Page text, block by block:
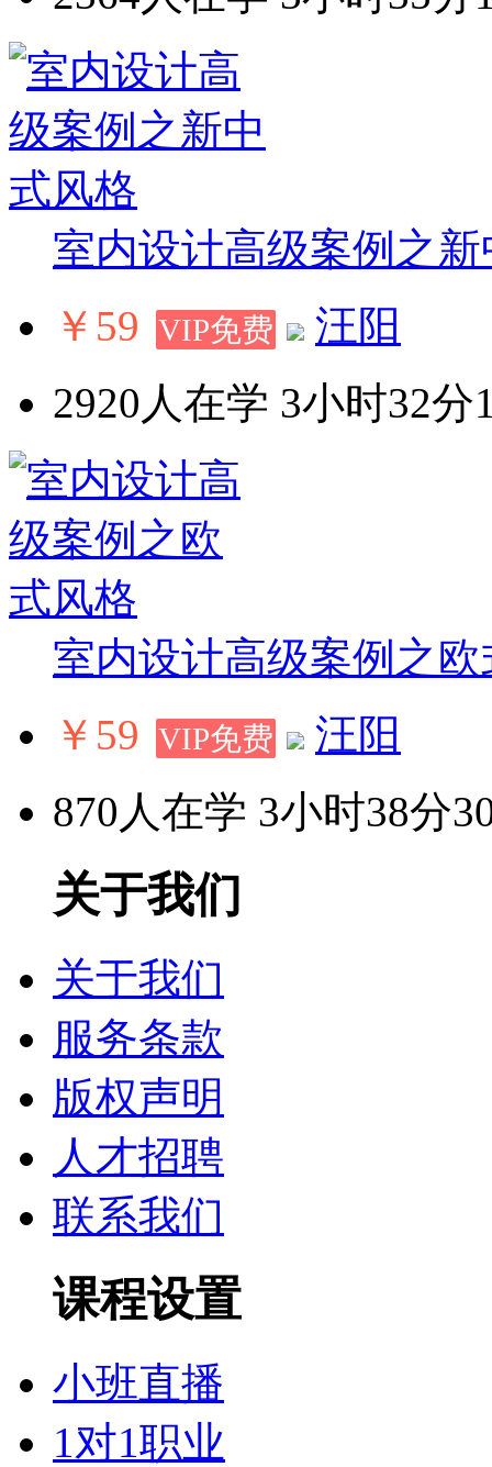
室内设计高级案例之
￥59 VIP免费
汪阳
2920人在学 3小时32分
室内设计高级案例之
￥59 VIP免费
汪阳
870人在学 3小时38分
关于我们
关于我们
服务条款
版权声明
人才招聘
联系我们
课程设置
小班直播
1对1职业